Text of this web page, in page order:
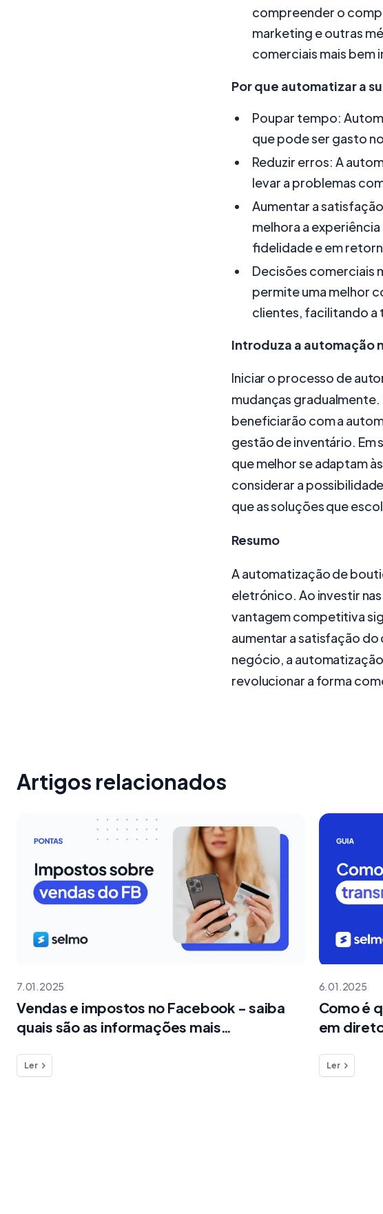
compreender o
marketing e outras
comerciais mais bem
Por que automatizar a
Poupar tempo:
que pode ser gasto
Reduzir erros: A
levar a problemas
Aumentar a
melhora a
fidelidade e em
Decisões comerciais
permite uma melhor
clientes, facilitando
Introduza a automação
Iniciar o processo de
mudanças
beneficiarão com a
gestão de inventário. Em
que melhor se adaptam
considerar a
que as soluções que
Resumo
A automatização de
eletrónico. Ao investir
vantagem competitiva
aumentar a satisfação
negócio, a
revolucionar a forma
Artigos relacionados
7.01.2025
Vendas e impostos no Facebook - saiba
quais são as informações mais
Ler
6.01.2025
Como é
em
Ler